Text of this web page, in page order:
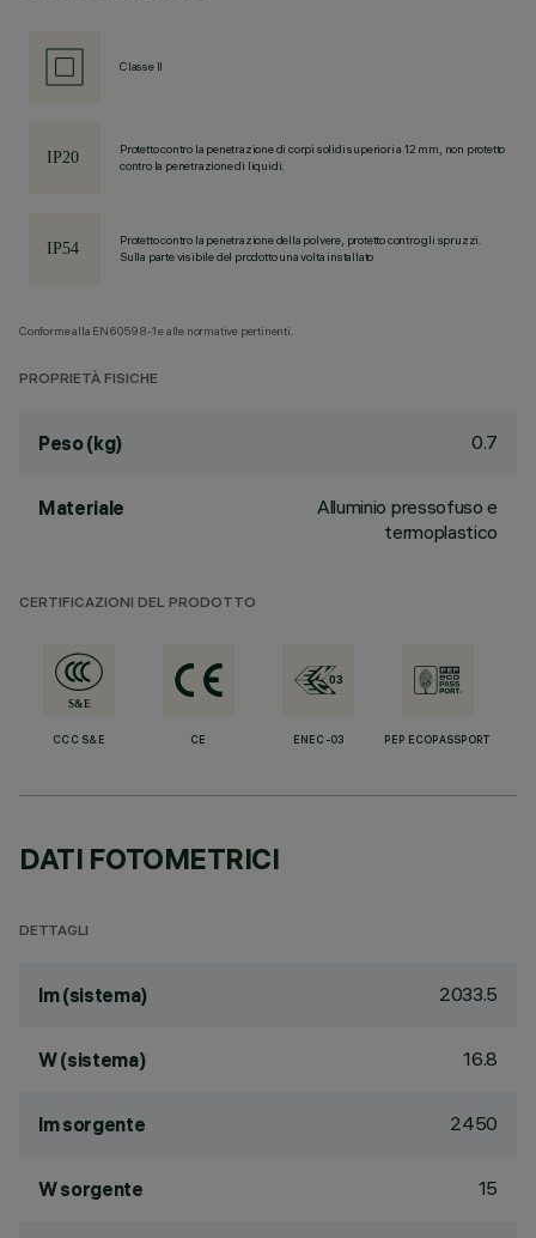
Classe II
Protetto contro la penetrazione di corpi solidi superiori a 12 mm, non protetto
contro la penetrazione di liquidi.
Protetto contro la penetrazione della polvere, protetto contro gli spruzzi.
Sulla parte visibile del prodotto una volta installato
Conforme alla EN60598-1 e alle normative pertinenti.
PROPRIETÀ FISICHE
Peso (kg) 0.7
Materiale
Alluminio pressofuso e
termoplastico
CERTIFICAZIONI DEL PRODOTTO
CCC S&E CE ENEC-03 PEP ECOPASSPORT
DATI FOTOMETRICI
DETTAGLI
lm (sistema) 2033.5
W (sistema) 16.8
lm sorgente 2450
W sorgente 15